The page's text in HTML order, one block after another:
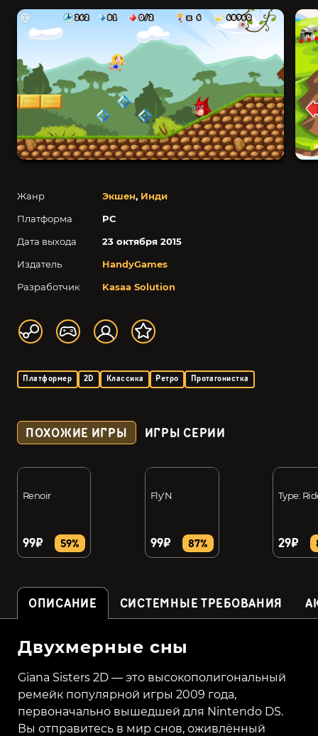
Жанр Экшен, Инди
Платформа
PC
Дата выхода
23 октября 2015
Издатель
HandyGames
Разработчик
Kasaa Solution
Платформер 2D Классика Ретро Протагонистка
ПОХОЖИЕ ИГРЫ ИГРЫ СЕРИИ
Renoir
99₽ 59%
Fly'N
99₽ 87%
Type:
29₽
ОПИСАНИЕ СИСТЕМНЫЕ ТРЕБОВАНИЯ
Двухмерные сны
Giana Sisters 2D — это высокополигональный
ремейк популярной игры 2009 года,
первоначально вышедшей для Nintendo DS.
Вы отправитесь в мир снов, оживлённый